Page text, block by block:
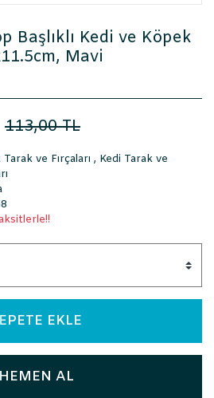
Başlıklı Kedi ve Köpek
Mavi
113,00 TL
ve Fırçaları , Kedi Tarak ve
EKLE
HEMEN AL